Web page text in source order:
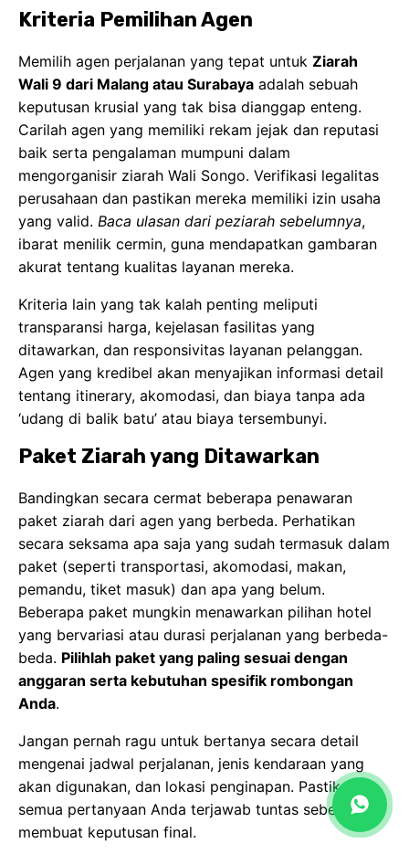
ibarat menilik cermin, guna mendapatkan gambaran
akurat tentang kualitas layanan mereka.
Kriteria lain yang tak kalah penting meliputi
transparansi harga, kejelasan fasilitas yang
ditawarkan, dan responsivitas layanan pelanggan.
Agen yang kredibel akan menyajikan informasi detail
tentang itinerary, akomodasi, dan biaya tanpa ada
‘udang di balik batu’ atau biaya tersembunyi.
Paket Ziarah yang Ditawarkan
Bandingkan secara cermat beberapa penawaran
secara seksama apa saja yang sudah termasuk dalam
paket (seperti transportasi, akomodasi, makan,
pemandu, tiket masuk) dan apa yang belum.
Beberapa paket mungkin menawarkan pilihan hotel
yang bervariasi atau durasi perjalanan yang berbeda-
beda.Pilihlah paket yang paling sesuai dengan
anggaran serta kebutuhan spesifik rombongan
Jangan pernah ragu untuk bertanya secara detail
mengenai jadwal perjalanan, jenis kendaraan yang
akan digunakan, dan lokasi penginapan. Pastikan
semua pertanyaan Anda terjawab tuntas sebelum
membuat keputusan final.
Reputasi dan Ulasan
Reputasi agen perjalanan memegang peranan sangat
penting. Carilah tahu apakah ada keluhan serius dari
Google Reviews atau media sosial dapat menjadi
sumber informasi yang sangat berharga. Agen
dengan reputasi baik cenderung memberikan
pelayanan yang memuaskan dan penuh tanggung
jawab.